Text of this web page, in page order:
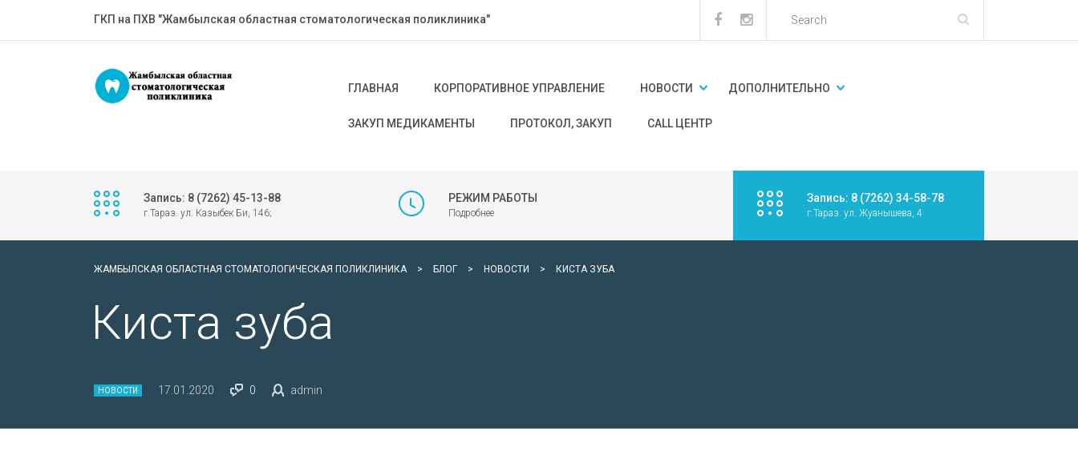
ГКП на ПХВ "Жамбылская областная стоматологическая поликлиника"
ГЛАВНАЯ КОРПОРАТИВНОЕ УПРАВЛЕНИЕ НОВОСТИ ДОПОЛНИТЕЛЬНО
ЗАКУП МЕДИКАМЕНТЫ ПРОТОКОЛ, ЗАКУП CALL ЦЕНТР
Запись: 8 (7262) 45-13-88
г.Тараз. ул. Казыбек Би, 146;
РЕЖИМ РАБОТЫ
Подробнее
Запись: 8 (7262) 34-58-78
г.Тараз. ул. Жуанышева, 4
ЖАМБЫЛСКАЯ ОБЛАСТНАЯ СТОМАТОЛОГИЧЕСКАЯ ПОЛИКЛИНИКА > БЛОГ > НОВОСТИ > КИСТА ЗУБА
Киста зуба
НОВОСТИ 17.01.2020 0 admin